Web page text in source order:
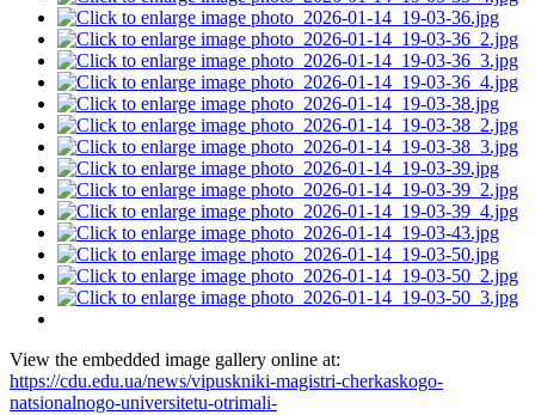
View the embedded image gallery online at:
https://cdu.edu.ua/news/vipuskniki-magistri-cherkaskogo-
natsionalnogo-universitetu-otrimali-